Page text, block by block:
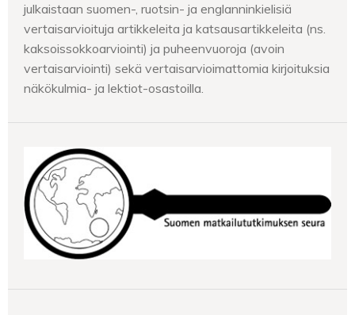
julkaistaan suomen-, ruotsin- ja englanninkielisiä
vertaisarvioituja artikkeleita ja katsausartikkeleita (ns.
kaksoissokkoarviointi) ja puheenvuoroja (avoin
vertaisarviointi) sekä vertaisarvioimattomia kirjoituksia
näkökulmia- ja lektiot-osastoilla.